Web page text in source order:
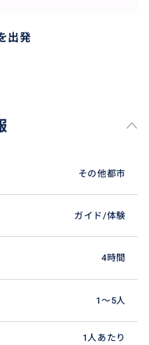
す（購入可能）。
出発
その他都市
ガイド/体験
4時間
1〜5人
1人あたり